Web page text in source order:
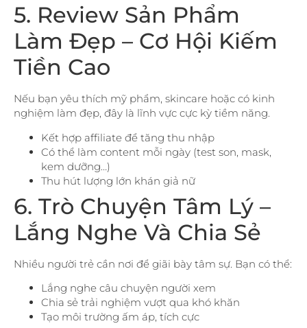
5. Review Sản Phẩm
Làm Đẹp – Cơ Hội Kiếm
Tiền Cao
Nếu bạn yêu thích mỹ phẩm, skincare hoặc có kinh
nghiệm làm đẹp, đây là lĩnh vực cực kỳ tiềm năng.
Kết hợp affiliate để tăng thu nhập
Có thể làm content mỗi ngày (test son, mask,
kem dưỡng…)
Thu hút lượng lớn khán giả nữ
6. Trò Chuyện Tâm Lý –
Lắng Nghe Và Chia Sẻ
Nhiều người trẻ cần nơi để giãi bày tâm sự. Bạn có thể:
Lắng nghe câu chuyện người xem
Chia sẻ trải nghiệm vượt qua khó khăn
Tạo môi trường ấm áp, tích cực